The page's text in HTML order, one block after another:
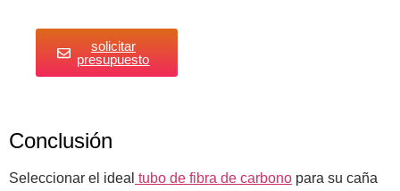
solicitar
presupuesto
Conclusión
Seleccionar el ideal tubo de fibra de carbono para su caña